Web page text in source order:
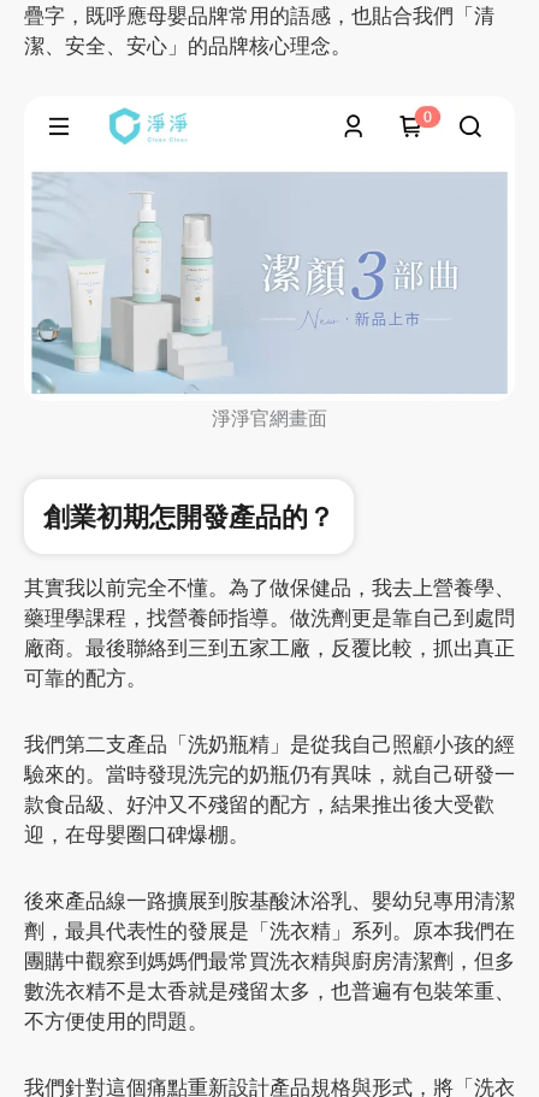
疊字，既呼應母嬰品牌常用的語感，也貼合我們「清
潔、安全、安心」的品牌核心理念。
淨淨官網畫面
創業初期怎開發產品的？
其實我以前完全不懂。為了做保健品，我去上營養學、
藥理學課程，找營養師指導。做洗劑更是靠自己到處問
廠商。最後聯絡到三到五家工廠，反覆比較，抓出真正
可靠的配方。
我們第二支產品「洗奶瓶精」是從我自己照顧小孩的經
驗來的。當時發現洗完的奶瓶仍有異味，就自己研發一
款食品級、好沖又不殘留的配方，結果推出後大受歡
迎，在母嬰圈口碑爆棚。
後來產品線一路擴展到胺基酸沐浴乳、嬰幼兒專用清潔
劑，最具代表性的發展是「洗衣精」系列。原本我們在
團購中觀察到媽媽們最常買洗衣精與廚房清潔劑，但多
數洗衣精不是太香就是殘留太多，也普遍有包裝笨重、
不方便使用的問題。
我們針對這個痛點重新設計產品規格與形式，將「洗衣